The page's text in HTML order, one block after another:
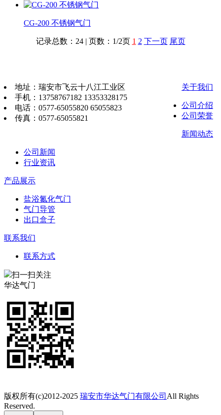
CG-200 不锈钢气门
记录总数：24 | 页数：1/2页 1 2 下一页 尾页
地址：瑞安市飞云十八江工业区
手机：13758767182 13353328175
电话：0577-65055820 65055823
传真：0577-65055821
关于我们
公司介绍
公司荣誉
新闻动态
公司新闻
行业资讯
产品展示
盐浴氮化气门
气门导管
出口盒子
联系我们
联系方式
扫一扫关注
华达气门
版权所有(c)2012-2025 瑞安市华达气门有限公司 All Rights
Reserved.